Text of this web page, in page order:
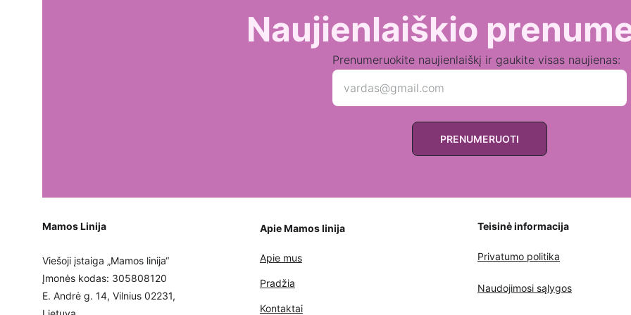
Naujienlaiškio
Prenumeruokite naujienlaiškį ir gaukite visas naujienas:
PRENUMERUOTI
Mamos Linija
Viešoji įstaiga „Mamos linija“
Įmonės kodas: 305808120
E. Andrė g. 14, Vilnius 02231,
Apie Mamos linija
Apie mus
Pradžia
Kontaktai
Teisinė informacija
Privatumo politika
Naudojimosi sąlygos